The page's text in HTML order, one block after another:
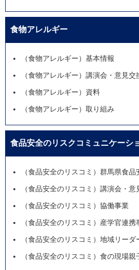
食物アレルギー
（食物アレルギー）基本情報
（食物アレルギー）講演会・意見交
（食物アレルギー）資料
（食物アレルギー）取り組み
食品安全のリスクコミュニケーシ
（食品安全のリスコミ）群馬県食品
（食品安全のリスコミ）講演会・意
（食品安全のリスコミ）協働事業
（食品安全のリスコミ）産学官連携
（食品安全のリスコミ）地域リーダ
（食品安全のリスコミ）食の現場親